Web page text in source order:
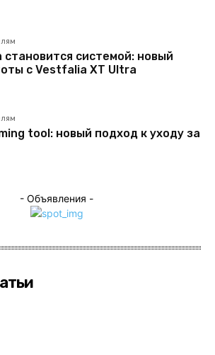
становится системой: новый
с Vestfalia XT Ultra
tool: новый подход к уходу за
- Объявления -